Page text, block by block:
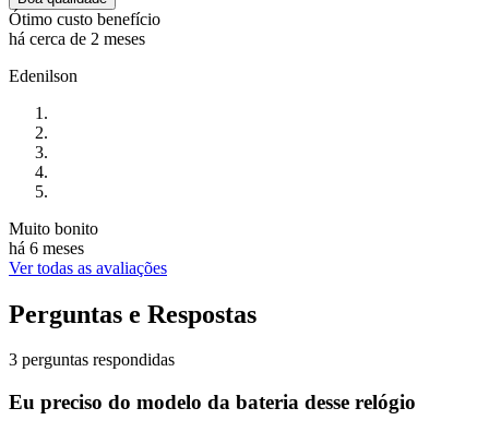
Ótimo custo benefício
há cerca de 2 meses
Edenilson
Muito bonito
há 6 meses
Ver todas as avaliações
Perguntas e Respostas
3 perguntas respondidas
Eu preciso do modelo da bateria desse relógio